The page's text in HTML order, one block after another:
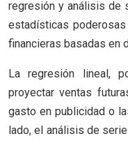
regresión y análisis de
estadísticas
financieras basadas en
La regresión lineal,
proyectar ventas
gasto en publicidad o
lado, el análisis de